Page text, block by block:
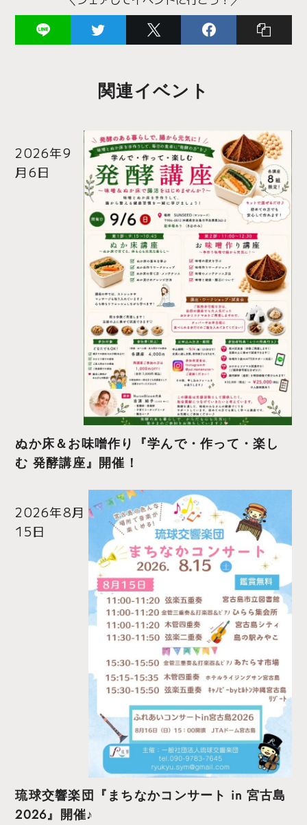
関連イベント
2026年9
月6日
ぬか床＆お味噌作り『学んで・作って・楽し
む 発酵講座』開催！
2026年8月
15日
琉球交響楽団『まちなかコンサート in 宮古島
2026』開催♪